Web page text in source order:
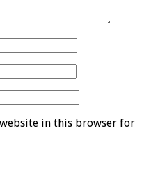
in this browser for